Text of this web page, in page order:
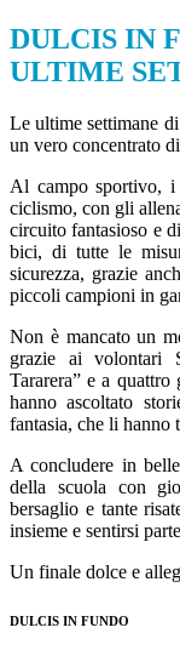
DULCIS IN
ULTIME
Le ultime settimane
un vero concentrato
Al campo sportivo,
ciclismo, con gli
circuito fantasioso e
bici, di tutte le
sicurezza, grazie
piccoli campioni in
Non è mancato un
grazie ai volontari
Tararera” e a
hanno ascoltato
fantasia, che li hanno
A concludere in
della scuola con
bersaglio e tante
insieme e sentirsi
Un finale dolce e
DULCIS IN FUNDO